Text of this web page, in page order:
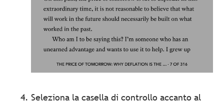
Seleziona la casella di controllo accanto al